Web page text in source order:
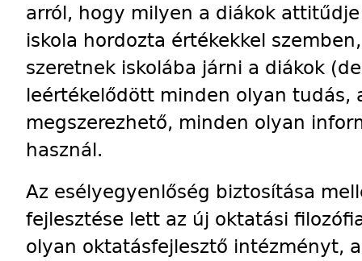
arról, hogy milyen a diákok
iskola hordozta értékekkel
szeretnek iskolába járni a diákok
leértékelődött minden olyan tudás,
megszerezhető, minden olyan
használ.
Az esélyegyenlőség biztosítása
fejlesztése lett az új oktatási
olyan oktatásfejlesztő intézményt,